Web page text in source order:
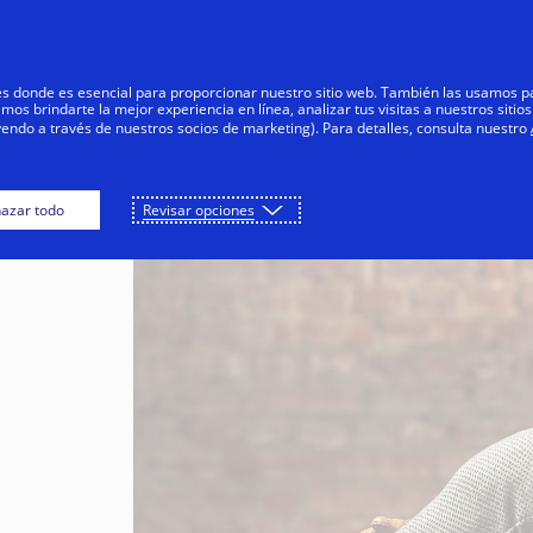
Negocios Innovadores
donde es esencial para proporcionar nuestro sitio web. También las usamos
brindarte la mejor experiencia en línea, analizar tus visitas a nuestros
a través de nuestros socios de marketing). Para detalles, consulta nuestro
todo Revisar opciones